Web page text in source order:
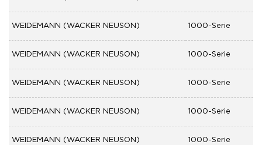
WEIDEMANN (WACKER NEUSON) 1000-Serie
WEIDEMANN (WACKER NEUSON) 1000-Serie
WEIDEMANN (WACKER NEUSON) 1000-Serie
WEIDEMANN (WACKER NEUSON) 1000-Serie
WEIDEMANN (WACKER NEUSON) 1000-Serie